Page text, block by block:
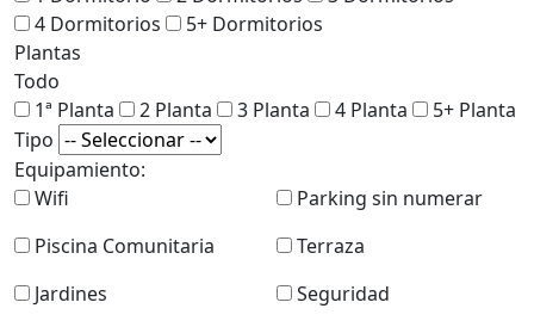
4 Dormitorios
5+ Dormitorios
Plantas
Todo
1ª Planta
2 Planta 3 Planta 4 Planta
5+ Planta
Tipo
Equipamiento:
Wifi
Parking sin numerar
Piscina Comunitaria
Terraza
Jardines
Seguridad